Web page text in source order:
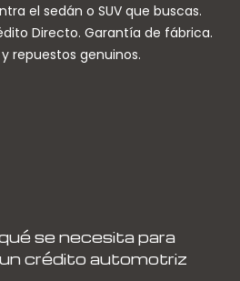
el sedán o SUV que buscas.
Directo. Garantía de fábrica.
repuestos genuinos.
se necesita para
crédito automotriz